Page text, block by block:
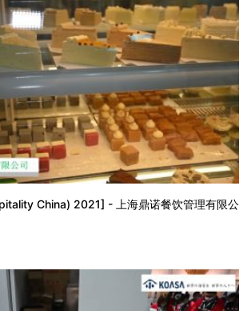
China) 2021] - 上海鼎诺餐饮管理有限公